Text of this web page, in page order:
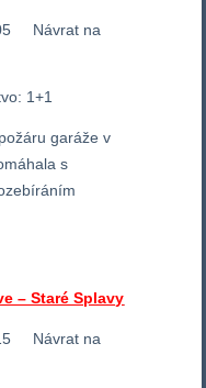
Návrat na
1+1
garáže v
s
– Staré Splavy
Návrat na